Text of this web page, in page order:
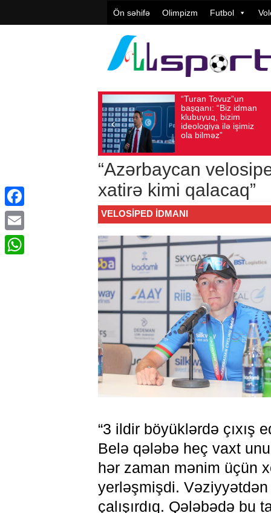
Ön səhifə Olimpizm Futbol
başqanı: “Biz idman
klubuyuq, bizim
ideologiya ilə işimiz
ola bilməz”
Vüqar
yüksək
Avqust 05, 2026
“Azərbaycan
xatirə kimi qalacaq”
VELOSIPED IDMANI
“3 ildir böyüklərdə çıxış
Belə qələbə heç vaxt
hər zaman mənim üçün
yerləşmişdi. Vəziyyətdən
çalışırdıq. Qələbədə bu
Facebook
Email